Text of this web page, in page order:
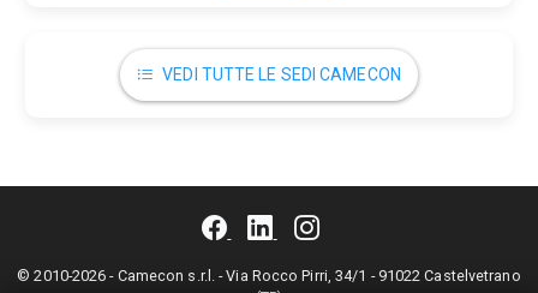
VEDI TUTTE LE SEDI CAMECON
© 2010-2026 - Camecon s.r.l. - Via Rocco Pirri, 34/1 - 91022 Castelvetrano